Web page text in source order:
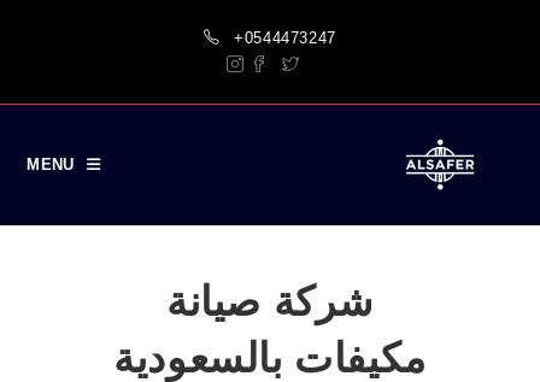
+0544473247
MENU
شركة صيانة
مكيفات بالسعودية